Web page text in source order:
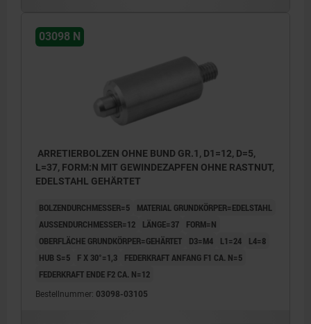
03098 N
ARRETIERBOLZEN OHNE BUND GR.1, D1=12, D=5,
L=37, FORM:N MIT GEWINDEZAPFEN OHNE RASTNUT,
EDELSTAHL GEHÄRTET
BOLZENDURCHMESSER=5
MATERIAL GRUNDKÖRPER=EDELSTAHL
AUSSENDURCHMESSER=12
LÄNGE=37
FORM=N
OBERFLÄCHE GRUNDKÖRPER=GEHÄRTET
D3=M4 L1=24
L4=8
HUB S=5
F X 30°=1,3
FEDERKRAFT ANFANG F1 CA. N=5
FEDERKRAFT ENDE F2 CA. N=12
Bestellnummer: 03098-03105